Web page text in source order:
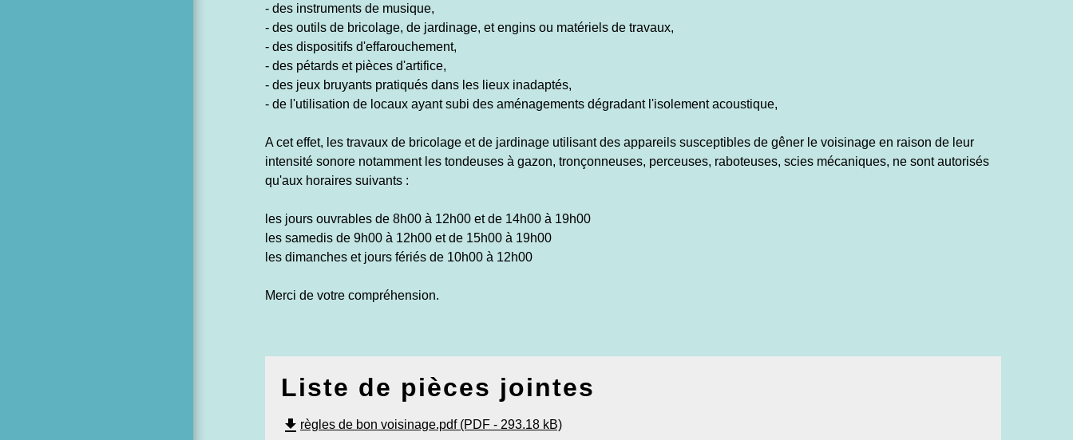
- des instruments de musique,
- des outils de bricolage, de jardinage, et engins ou matériels de travaux,
- des dispositifs d'effarouchement,
- des pétards et pièces d'artifice,
- des jeux bruyants pratiqués dans les lieux inadaptés,
- de l'utilisation de locaux ayant subi des aménagements dégradant l'isolement acoustique,
A cet effet, les travaux de bricolage et de jardinage utilisant des appareils susceptibles de gêner le voisinage en raison de leur
intensité sonore notamment les tondeuses à gazon, tronçonneuses, perceuses, raboteuses, scies mécaniques, ne sont autorisés
qu'aux horaires suivants :
les jours ouvrables de 8h00 à 12h00 et de 14h00 à 19h00
les samedis de 9h00 à 12h00 et de 15h00 à 19h00
les dimanches et jours fériés de 10h00 à 12h00
Merci de votre compréhension.
Liste de pièces jointes
file_download règles de bon voisinage.pdf (PDF - 293.18 kB)